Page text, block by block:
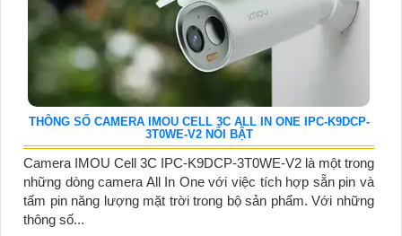
THÔNG SỐ CAMERA IMOU CELL 3C ALL IN ONE IPC-K9DCP-
3T0WE-V2 NỔI BẬT
Camera IMOU Cell 3C IPC-K9DCP-3T0WE-V2 là một trong
những dòng camera All In One với việc tích hợp sẵn pin và
tấm pin năng lượng mặt trời trong bộ sản phẩm. Với những
thông số...